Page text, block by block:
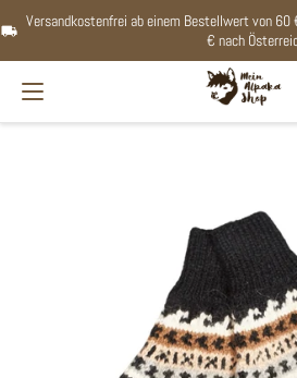
Versandkostenfrei ab einem Bestellwert von
€ nach